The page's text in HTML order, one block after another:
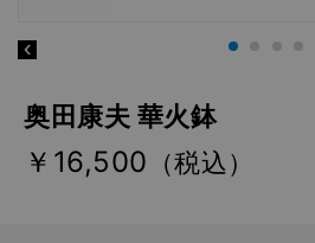
奥田康夫 華火鉢
￥16,500 （税込）